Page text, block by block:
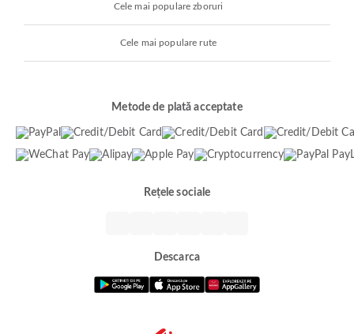
Cele mai populare zboruri
Cele mai populare rute
Metode de plată acceptate
Rețele sociale
Descarca